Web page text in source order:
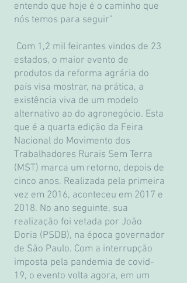
entendo que hoje é o caminho que
nós temos para seguir”
Com 1,2 mil feirantes vindos de 23
estados, o maior evento de
produtos da reforma agrária do
país visa mostrar, na prática, a
existência viva de um modelo
alternativo ao do agronegócio. Esta
que é a quarta edição da Feira
Nacional do Movimento dos
Trabalhadores Rurais Sem Terra
(MST) marca um retorno, depois de
cinco anos. Realizada pela primeira
vez em 2016, aconteceu em 2017 e
2018. No ano seguinte, sua
realização foi vetada por João
Doria (PSDB), na época governador
de São Paulo. Com a interrupção
imposta pela pandemia de covid-
19, o evento volta agora, em um